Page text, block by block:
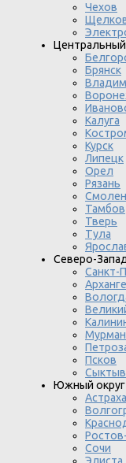
Чехов
Центральный
Брянск
Калуга
Курск
Липецк
Орел
Рязань
Тамбов
Тверь
Тула
Северо-
Санкт-
Псков
Южный округ
Сочи
Элиста